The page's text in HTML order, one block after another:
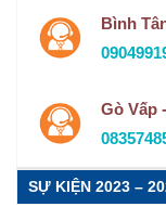
Bình
Gò Vấp
SỰ KIỆN 2023 –